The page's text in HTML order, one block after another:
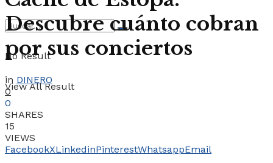
No Result
View All Result
Descubre cuánto cobran
por sus conciertos
in DINERO
0
0
SHARES
15
VIEWS
FacebookXLinkedinPinterestWhatsappEmail